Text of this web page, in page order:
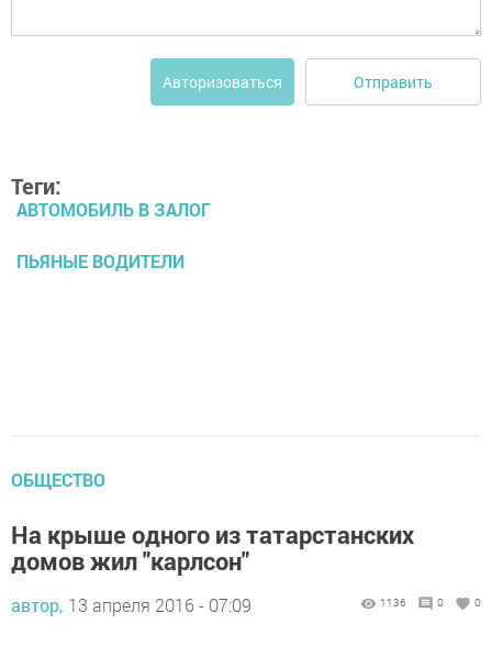
Авторизоваться Отправить
Теги:
АВТОМОБИЛЬ В ЗАЛОГ
ПЬЯНЫЕ ВОДИТЕЛИ
ОБЩЕСТВО
На крыше одного из татарстанских
домов жил "карлсон"
автор, 13 апреля 2016 - 07:09 1136 0 0